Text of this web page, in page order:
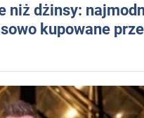
niż dżinsy:
kupowane